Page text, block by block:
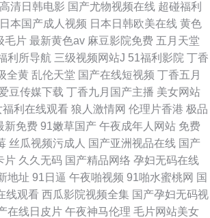
高清日韩电影 国产尤物视频在线 超碰福利
日本国产成人视频 日本日韩欧美在线 黄色
毛片 最新黄色av 麻豆影院免费 五月天堂
利所导航 三级视频网站J 51福利影院 丁香
全黄 乱伦天堂 国产在线短视频 丁香五月
豆传媒下载 丁香九月国产主播 美女网站
福利在线观看 狼人激情网 伦理片香港 极品
新免费 91嫩草国产 午夜成年人网站 免费
丝瓜视频污成人 国产亚洲视品在线 国产
片 久久无码 国产精品网络 孕妇无码在线
地址 91日逼 午夜啪视频 91啪水蜜桃网 国
线观看 西瓜影院视频全集 国产孕妇无码视
在线日皮片 午夜神马伦理 毛片网站美女